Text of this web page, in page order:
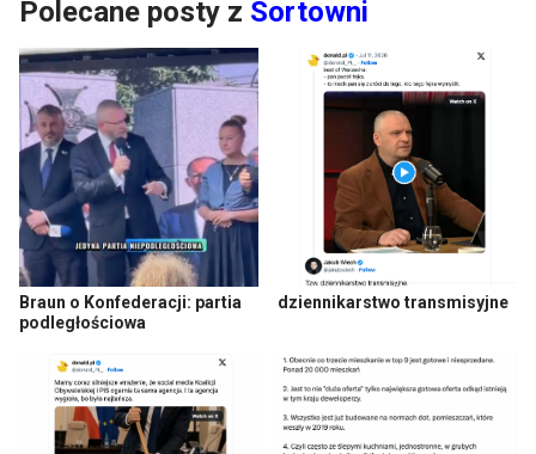
Polecane posty z Sortowni
Braun o Konfederacji: partia
podległościowa
dziennikarstwo transmisyjne